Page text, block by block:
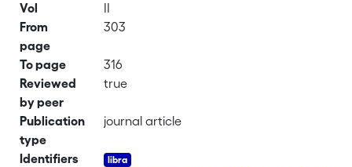
Vol
II
From
page
303
To page
316
Reviewed
by peer
true
Publication
type
journal article
Identifiers